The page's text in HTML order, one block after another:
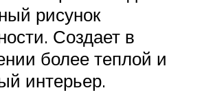
рисунок
Создает в
более теплой и
интерьер.